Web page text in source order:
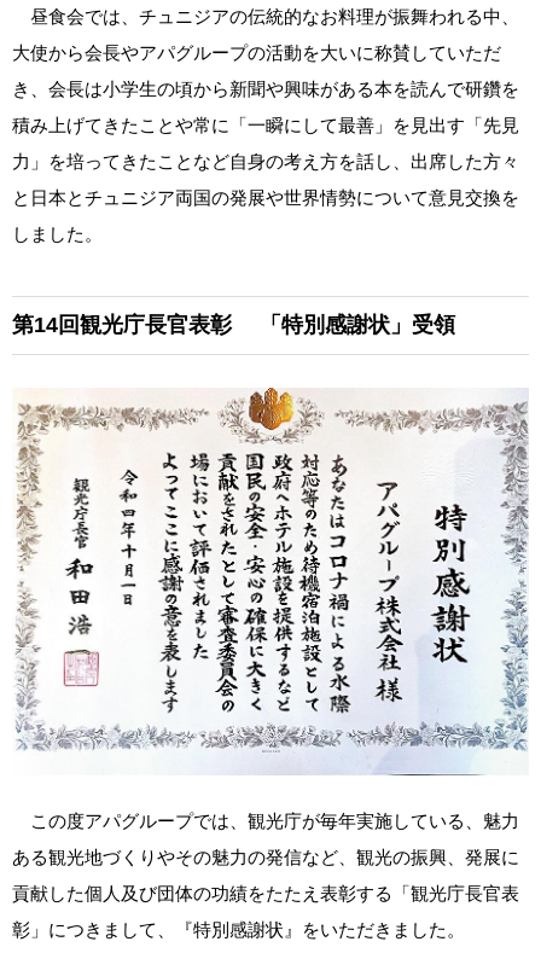
昼食会では、チュニジアの伝統的なお料理が振舞われる中、
大使から会長やアパグループの活動を大いに称賛していただ
き、会長は小学生の頃から新聞や興味がある本を読んで研鑽を
積み上げてきたことや常に「一瞬にして最善」を見出す「先見
力」を培ってきたことなど自身の考え方を話し、出席した方々
と日本とチュニジア両国の発展や世界情勢について意見交換を
しました。
第14回観光庁長官表彰 「特別感謝状」受領
この度アパグループでは、観光庁が毎年実施している、魅力
ある観光地づくりやその魅力の発信など、観光の振興、発展に
貢献した個人及び団体の功績をたたえ表彰する「観光庁長官表
彰」につきまして、『特別感謝状』をいただきました。